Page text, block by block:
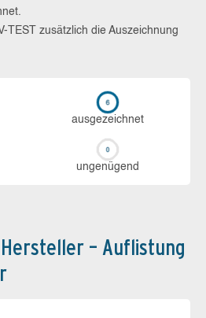
TEST zusätzlich die Auszeichnung
aus­ge­zeich­net
un­ge­nü­gend
– Auflistung